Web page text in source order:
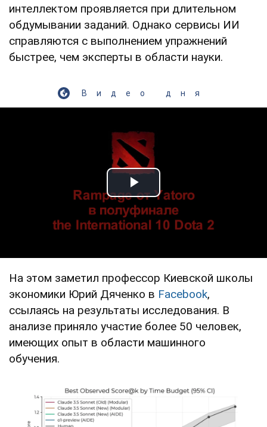
интеллектом проявляется при длительном
обдумывании заданий. Однако сервисы ИИ
справляются с выполнением упражнений
быстрее, чем эксперты в области науки.
Видео дня
Play Video
На этом заметил профессор Киевской школы
экономики Юрий Дяченко в Facebook,
ссылаясь на результаты исследования. В
анализе приняло участие более 50 человек,
имеющих опыт в области машинного
обучения.